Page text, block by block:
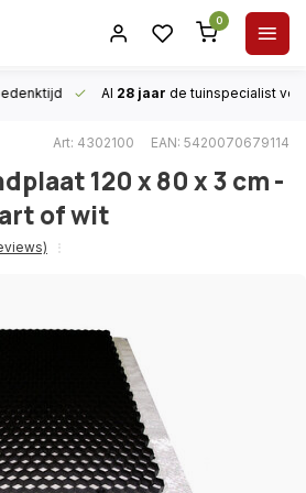
0
Al 28 jaar de tuinspecialist
Art: 4302100 EAN: 5420070679114
120 x 80 x 3 cm -
of wit